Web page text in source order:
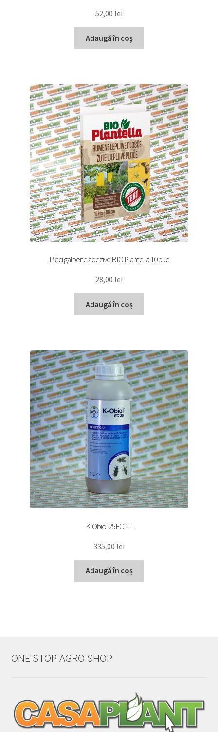
52,00 lei
Adaugă în coș
Plăci galbene adezive BIO Plantella 10 buc
28,00 lei
Adaugă în coș
K-Obiol 25EC 1 L
335,00 lei
Adaugă în coș
ONE STOP AGRO SHOP